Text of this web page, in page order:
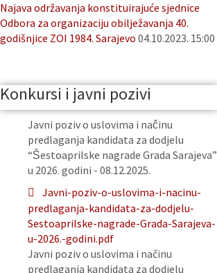
Najava održavanja konstituirajuće sjednice
Odbora za organizaciju obilježavanja 40.
godišnjice ZOI 1984. Sarajevo 04.10.2023. 15:00
Konkursi i javni pozivi
Javni poziv o uslovima i načinu
predlaganja kandidata za dodjelu
“Šestoaprilske nagrade Grada Sarajeva”
u 2026. godini - 08.12.2025.
Javni-poziv-o-uslovima-i-nacinu-
predlaganja-kandidata-za-dodjelu-
Sestoaprilske-nagrade-Grada-Sarajeva-
u-2026.-godini.pdf
Javni poziv o uslovima i načinu
predlaganja kandidata za dodjelu